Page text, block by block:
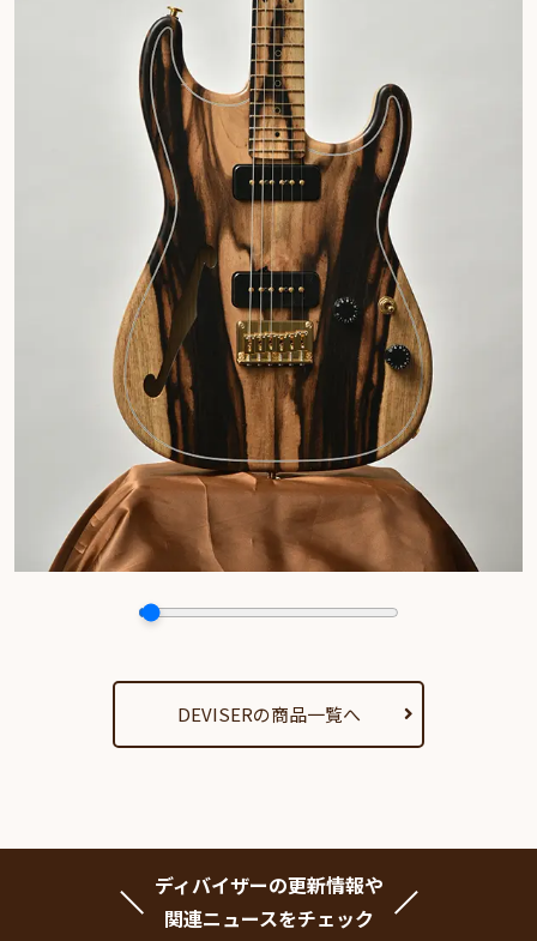
DEVISERの商品一覧へ
ディバイザーの更新情報や
関連ニュースをチェック